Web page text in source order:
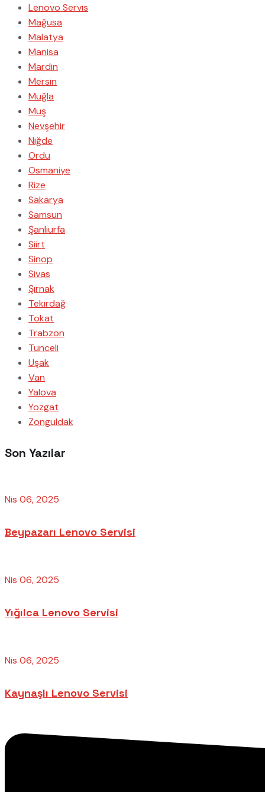
Lenovo Servis
Mağusa
Malatya
Manisa
Mardin
Mersin
Muğla
Muş
Nevşehir
Niğde
Ordu
Osmaniye
Rize
Sakarya
Samsun
Şanlıurfa
Siirt
Sinop
Sivas
Şırnak
Tekirdağ
Tokat
Trabzon
Tunceli
Uşak
Van
Yalova
Yozgat
Zonguldak
Son Yazılar
Nis 06, 2025
Beypazarı Lenovo Servisi
Nis 06, 2025
Yığılca Lenovo Servisi
Nis 06, 2025
Kaynaşlı Lenovo Servisi